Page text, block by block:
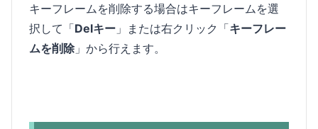
キーフレームを削除する場合はキーフレームを選
択して「Delキー 」または右クリック「キーフレー
ムを削除」から行えます。